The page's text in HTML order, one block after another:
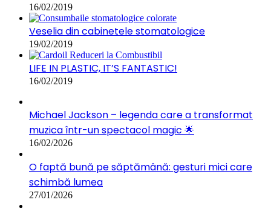
16/02/2019
Veselia din cabinetele stomatologice
19/02/2019
LIFE IN PLASTIC, IT’S FANTASTIC!
16/02/2019
Michael Jackson – legenda care a transformat
muzica într-un spectacol magic 🌟
16/02/2026
O faptă bună pe săptămână: gesturi mici care
schimbă lumea
27/01/2026